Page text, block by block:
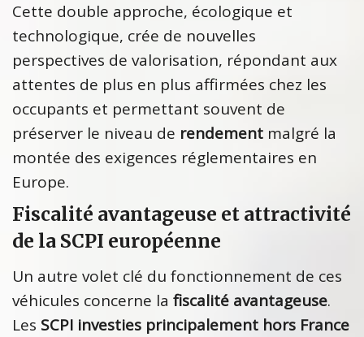
Cette double approche, écologique et
technologique, crée de nouvelles
perspectives de valorisation, répondant aux
attentes de plus en plus affirmées chez les
occupants et permettant souvent de
préserver le niveau de rendement malgré la
montée des exigences réglementaires en
Europe.
Fiscalité avantageuse et attractivité
de la SCPI européenne
Un autre volet clé du fonctionnement de ces
véhicules concerne la fiscalité avantageuse.
Les SCPI investies principalement hors France